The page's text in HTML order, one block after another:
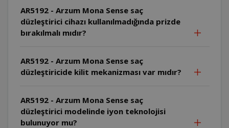
AR5192 - Arzum Mona Sense saç
düzleştirici cihazı kullanılmadığında prizde
bırakılmalı mıdır?
AR5192 - Arzum Mona Sense saç
düzleştiricide kilit mekanizması var mıdır?
AR5192 - Arzum Mona Sense saç
düzleştirici modelinde iyon teknolojisi
bulunuyor mu?